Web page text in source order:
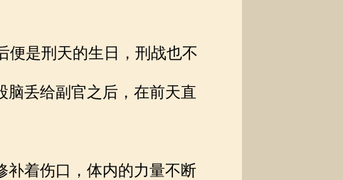
是刑天的生日，刑战也不
脑丢给副官之后，在前天直
着伤口，体内的力量不断